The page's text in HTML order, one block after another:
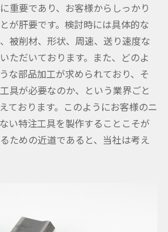
重要であり、お客様からしっかり
が肝要です。検討時には具体的な
被削材、形状、周速、送り速度な
ただいております。また、どのよ
な部品加工が求められており、そ
具が必要なのか、という業界ごと
ております。このようにお客様のニ
い特注工具を製作することこそが
ための近道であると、当社は考え